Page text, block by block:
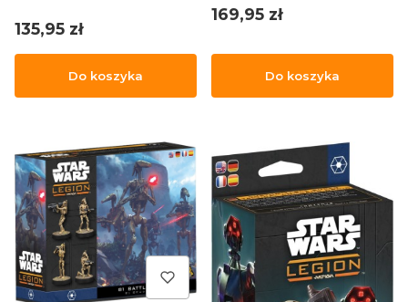
Cena
135,95 zł
Do koszyka
Cena
169,95 zł
Do koszyka